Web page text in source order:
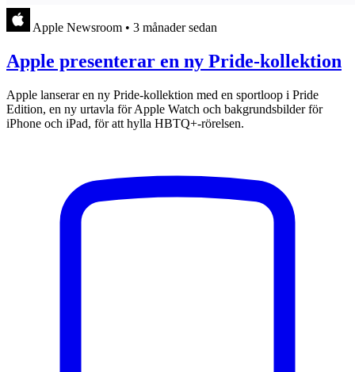
Apple Newsroom • 3 månader sedan
Apple presenterar en ny Pride-kollektion
Apple lanserar en ny Pride-kollektion med en sportloop i Pride
Edition, en ny urtavla för Apple Watch och bakgrundsbilder för
iPhone och iPad, för att hylla HBTQ+-rörelsen.